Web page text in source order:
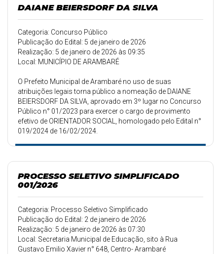
DAIANE BEIERSDORF DA SILVA
Categoria: Concurso Público
Publicação do Edital: 5 de janeiro de 2026
Realização: 5 de janeiro de 2026 às 09:35
Local: MUNICÍPIO DE ARAMBARÉ
O Prefeito Municipal de Arambaré no uso de suas
atribuições legais torna público a nomeação de DAIANE
BEIERSDORF DA SILVA, aprovado em 3º lugar no Concurso
Público n° 01/2023 para exercer o cargo de provimento
efetivo de ORIENTADOR SOCIAL, homologado pelo Edital n°
019/2024 de 16/02/2024.
PROCESSO SELETIVO SIMPLIFICADO
001/2026
Categoria: Processo Seletivo Simplificado
Publicação do Edital: 2 de janeiro de 2026
Realização: 5 de janeiro de 2026 às 07:30
Local: Secretaria Municipal de Educação, sito à Rua
Gustavo Emilio Xavier n° 648, Centro- Arambaré